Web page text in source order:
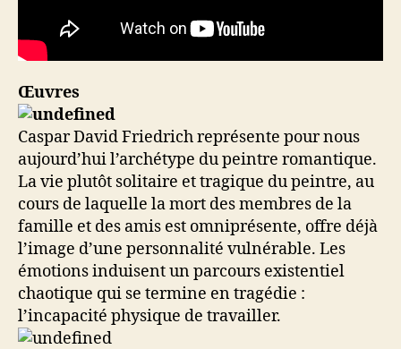
Œuvres
Caspar David Friedrich représente pour nous
aujourd’hui l’archétype du peintre romantique.
La vie plutôt solitaire et tragique du peintre, au
cours de laquelle la mort des membres de la
famille et des amis est omniprésente, offre déjà
l’image d’une personnalité vulnérable. Les
émotions induisent un parcours existentiel
chaotique qui se termine en tragédie :
l’incapacité physique de travailler.